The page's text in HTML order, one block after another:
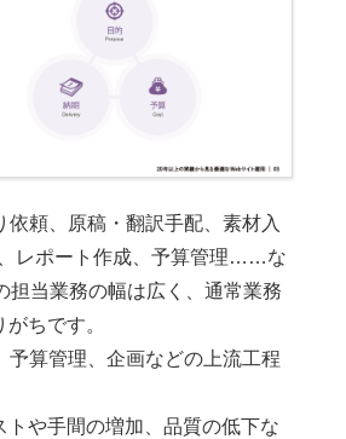
頼、原稿・翻訳手配、素材入
レポート作成、予算管理……な
担当業務の幅は広く、通常業務
ち​です。
算管理、企画などの上流工程
や手間の増加、品質の低下な